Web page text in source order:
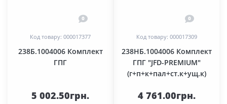
0
Код товару: 000017377
238Б.1004006 Комплект
ГПГ
5 002.50грн.
0
Код товару: 000017309
238НБ.1004006 Комплект
ГПГ "JFD-PREMIUM"
(г+п+к+пал+ст.к+ущ.к)
4 761.00грн.